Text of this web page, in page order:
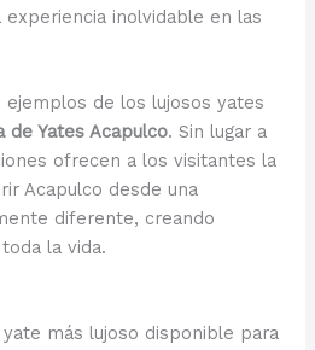
experiencia inolvidable en las
ejemplos de los lujosos yates
de Yates Acapulco. Sin lugar a
ofrecen a los visitantes la
Acapulco desde una
diferente, creando
la vida.
más lujoso disponible para